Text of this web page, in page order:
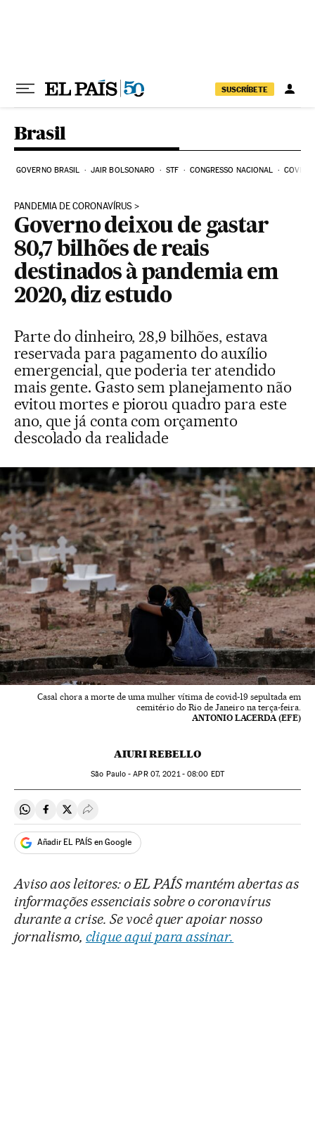
SUSCRÍBETE
Brasil
GOVERNO BRASIL JAIR BOLSONARO STF CONGRESSO NACIONAL COVID-
PANDEMIA DE CORONAVÍRUS
Governo deixou de gastar
80,7 bilhões de reais
destinados à pandemia em
2020, diz estudo
Parte do dinheiro, 28,9 bilhões, estava
reservada para pagamento do auxílio
emergencial, que poderia ter atendido
mais gente. Gasto sem planejamento não
evitou mortes e piorou quadro para este
ano, que já conta com orçamento
descolado da realidade
Casal chora a morte de uma mulher vítima de covid-19 sepultada em
cemitério do Rio de Janeiro na terça-feira.
ANTONIO LACERDA (EFE)
AIURI REBELLO
São Paulo -APR07, 2021 - 08:00 EDT
Compartir en Whatsapp
Compartir en Facebook
Compartir en Twitter
Desplegar Redes Sociales
Añadir EL PAÍS en Google
Aviso aos leitores: o EL PAÍS mantém abertas as
informações essenciais sobre o coronavírus
durante a crise. Se você quer apoiar nosso
jornalismo, clique aqui para assinar.